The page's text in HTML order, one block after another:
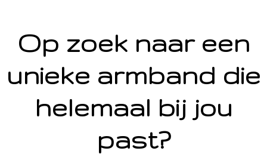
Op zoek naar een
unieke armband die
helemaal bij jou
past?